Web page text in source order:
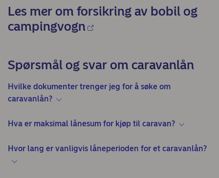
Les mer om forsikring av bobil og
campingvogn
Spørsmål og svar om caravanlån
Hvilke dokumenter trenger jeg for å søke om
caravanlån?
Hva er maksimal lånesum for kjøp til caravan?
Hvor lang er vanligvis låneperioden for et caravanlån?